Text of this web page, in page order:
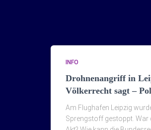
INFO
Drohnenangriff in
Völkerrecht sagt –
Am Flughafen Leipzig
Sprengstoff gestoppt. War